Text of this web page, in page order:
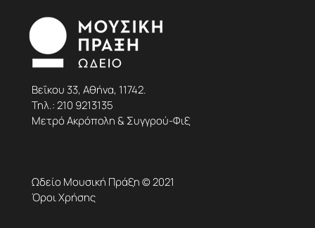
Βεΐκου 33, Αθήνα, 11742.
Τηλ.:210 9213135
Μετρό Ακρόπολη & Συγγρού-Φιξ
Ωδείο Μουσική Πράξη © 2021
Όροι Χρήσης